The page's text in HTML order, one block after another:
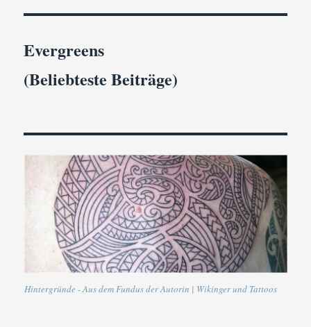
Evergreens
(Beliebteste Beiträge)
Hintergründe - Aus dem Fundus der Autorin | Wikinger und Tattoos